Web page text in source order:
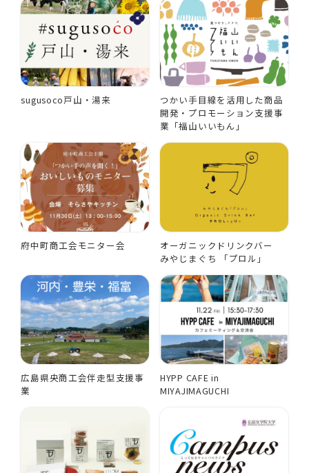
sugusoco戸山・湯来
つかい手目線を活用した商品
開発・プロモーション支援事
業「福山いいもん」
府中町商工会モニター会
オーガニックドリンクバー
みやじまぐち 「プロル」
広島県央商工会伴走型支援事
業
HYPP CAFE in
MIYAJIMAGUCHI